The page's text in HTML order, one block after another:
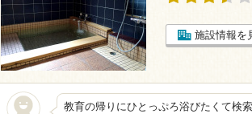
施設情報を
教育の帰りにひとっぷろ浴びたくて検